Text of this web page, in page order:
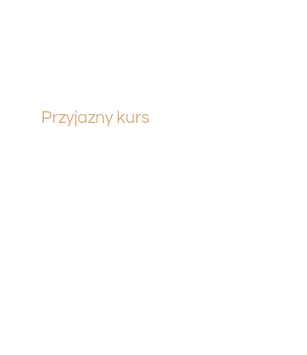
Przyjazny kurs